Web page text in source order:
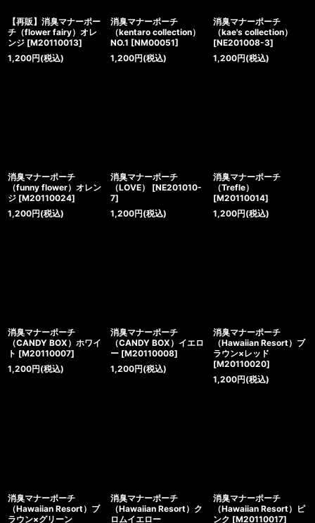
【再販】消臭マナーポー
チ（flower fairy）オレ
ンジ [M20110013]
1,200円(税込)
消臭マナーポーチ
（kentaro collection）
NO.1 [NM00051]
1,200円(税込)
消臭マナーポーチ
（kae's collection）
[NE201008-3]
1,200円(税込)
消臭マナーポーチ
（funny flower）オレン
ジ [M20110024]
1,200円(税込)
消臭マナーポーチ
（LOVE）
[NE201010-
7]
1,200円(税込)
消臭マナーポーチ
（Trefle）
[M20110014]
1,200円(税込)
消臭マナーポーチ
（CANDY BOX）ホワイ
ト [M20110007]
1,200円(税込)
消臭マナーポーチ
（CANDY BOX）イエロ
ー [M20110008]
1,200円(税込)
消臭マナーポーチ
（Hawaiian Resort）ブ
ラウン×レッド
[M20110020]
1,200円(税込)
消臭マナーポーチ
（Hawaiian Resort）ブ
ラウン×グリーン
消臭マナーポーチ
（Hawaiian Resort）ク
ロムイエロー
消臭マナーポーチ
（Hawaiian Resort）ピ
ンク [M20110017]